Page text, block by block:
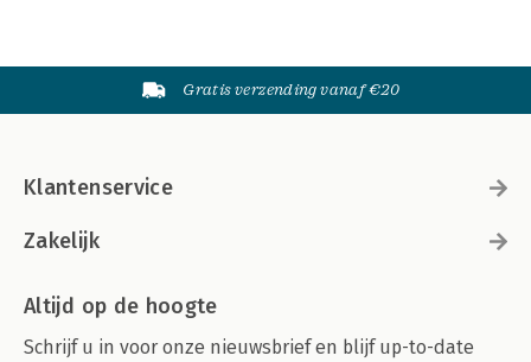
Gratis verzending vanaf €20
Klantenservice
Zakelijk
Altijd op de hoogte
Schrijf u in voor onze nieuwsbrief en blijf up-to-date